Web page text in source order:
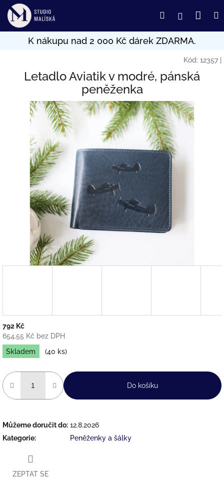
Přejít
obsah
HledatPřihlášení
Kód: 12357
Letadlo Aviatik v modré, pánská
peněženka
792 Kč
654,55 Kč bez DPH
Měrná
cena:
Skladem (40 ks)
Do košíku
Můžeme doručit do: 12.8.2026
Kategorie: Peněženky a šálky
ZEPTAT SE